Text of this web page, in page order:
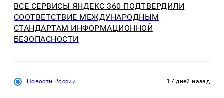
ВСЕ СЕРВИСЫ ЯНДЕКС 360 ПОДТВЕРДИЛИ
СООТВЕТСТВИЕ МЕЖДУНАРОДНЫМ
СТАНДАРТАМ ИНФОРМАЦИОННОЙ
БЕЗОПАСНОСТИ
Новости России 17 дней назад